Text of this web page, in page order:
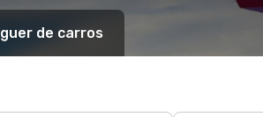
de carros